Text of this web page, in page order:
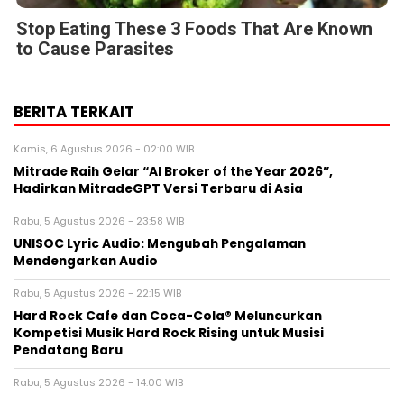
Stop Eating These 3 Foods That Are Known
to Cause Parasites
BERITA TERKAIT
Kamis, 6 Agustus 2026 - 02:00 WIB
Mitrade Raih Gelar “AI Broker of the Year 2026”,
Hadirkan MitradeGPT Versi Terbaru di Asia
Rabu, 5 Agustus 2026 - 23:58 WIB
UNISOC Lyric Audio: Mengubah Pengalaman
Mendengarkan Audio
Rabu, 5 Agustus 2026 - 22:15 WIB
Hard Rock Cafe dan Coca-Cola® Meluncurkan
Kompetisi Musik Hard Rock Rising untuk Musisi
Pendatang Baru
Rabu, 5 Agustus 2026 - 14:00 WIB